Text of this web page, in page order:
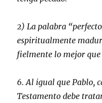
2) La palabra
espiritualmente
fielmente lo mejor que
6. Al igual que Pablo,
Testamento debe